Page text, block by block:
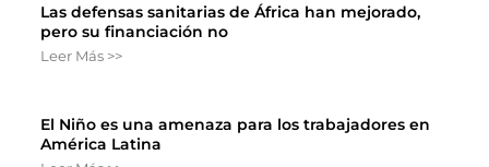
Las defensas sanitarias de África han mejorado,
pero su financiación no
Leer Más >>
El Niño es una amenaza para los trabajadores en
América Latina